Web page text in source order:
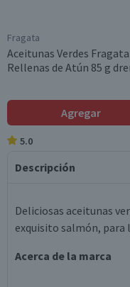
Fragata
Aceitunas Verdes Fragata
Rellenas de Atún 85 g
Agregar
5.0
Descripción
Deliciosas aceitunas
exquisito salmón, para
Acerca de la marca